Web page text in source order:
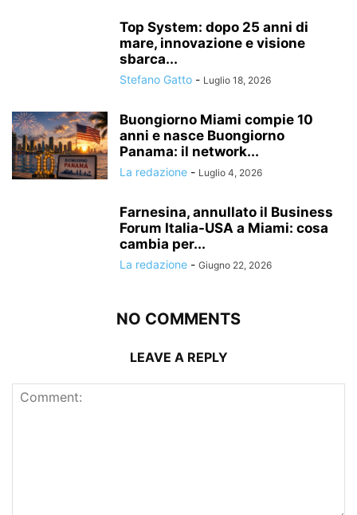
Top System: dopo 25 anni di
mare, innovazione e visione
sbarca...
Stefano Gatto - Luglio 18, 2026
Buongiorno Miami compie 10
anni e nasce Buongiorno
Panama: il network...
La redazione - Luglio 4, 2026
Farnesina, annullato il Business
Forum Italia-USA a Miami: cosa
cambia per...
La redazione - Giugno 22, 2026
NO COMMENTS
LEAVE A REPLY